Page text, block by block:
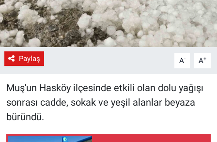
Paylaş A- A+
Muş'un Hasköy ilçesinde etkili olan dolu yağışı
sonrası cadde, sokak ve yeşil alanlar beyaza
büründü.
Sağlık
Siyaset
Spor
Yerel